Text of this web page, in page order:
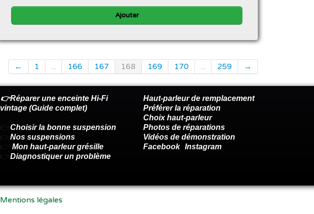
Ajouter
← 1 ... 166 167 168 169 170 ... 259 →
👉Réparer une enceinte Hi-Fi
vintage (Guide complet)
👉 Choisir la bonne suspension
👉 Nos suspensions
👉 Mon haut-parleur grésille
👉 Diagnostiquer un problème
Haut-parleur de remplacement
Préférer la réparation
Choix haut-parleur
Photos de réparations
Vidéos de démonstration
Facebook Instagram
Mentions légales